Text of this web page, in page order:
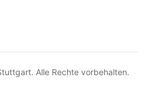
Alle Rechte vorbehalten.